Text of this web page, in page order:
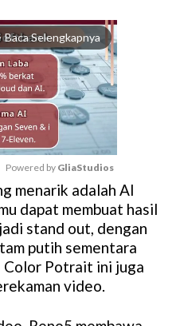
Baca Selengkapnya
M
u
t
e
Powered by GliaStudios
menarik adalah AI
dapat membuat hasil
stand out, dengan
putih sementara
Potrait ini juga
video.